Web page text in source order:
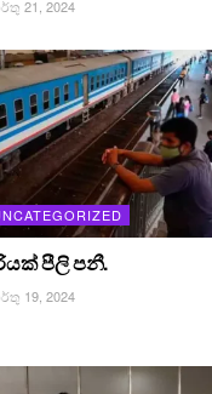
21, 2024
පීලි පනී.
19, 2024